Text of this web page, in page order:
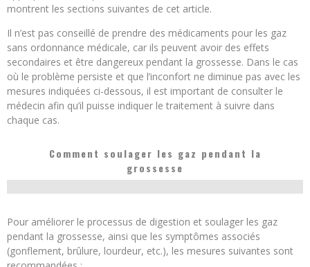
montrent les sections suivantes de cet article.
Il n’est pas conseillé de prendre des médicaments pour les gaz
sans ordonnance médicale, car ils peuvent avoir des effets
secondaires et être dangereux pendant la grossesse. Dans le cas
où le problème persiste et que l’inconfort ne diminue pas avec les
mesures indiquées ci-dessous, il est important de consulter le
médecin afin qu’il puisse indiquer le traitement à suivre dans
chaque cas.
Comment soulager les gaz pendant la
grossesse
Pour améliorer le processus de digestion et soulager les gaz
pendant la grossesse, ainsi que les symptômes associés
(gonflement, brûlure, lourdeur, etc.), les mesures suivantes sont